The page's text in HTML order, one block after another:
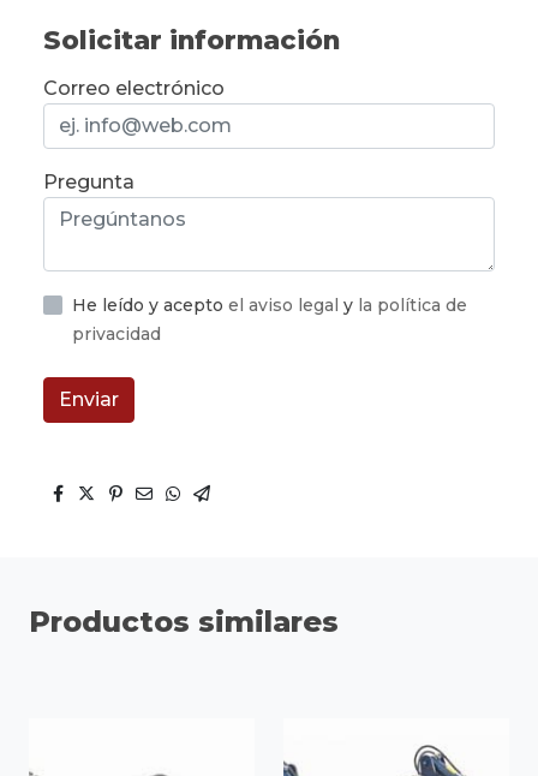
Solicitar información
Correo electrónico
Pregunta
He leído y acepto el aviso legal y la política de
privacidad
Enviar
Productos similares